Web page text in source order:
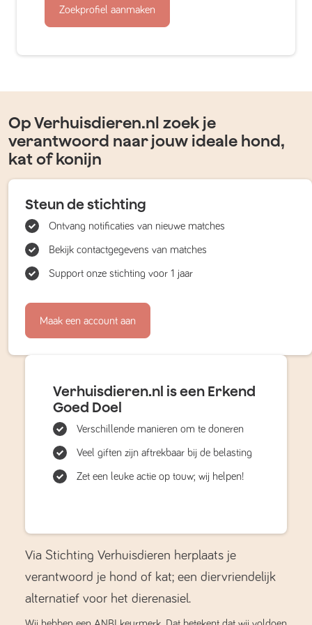
Zoekprofiel aanmaken
Op Verhuisdieren.nl zoek je
verantwoord naar jouw ideale hond,
kat of konijn
Steun de stichting
Ontvang notificaties van nieuwe matches
Bekijk contactgegevens van matches
Support onze stichting voor 1 jaar
Maak een account aan
Verhuisdieren.nl is een Erkend
Goed Doel
Verschillende manieren om te doneren
Veel giften zijn aftrekbaar bij de belasting
Zet een leuke actie op touw; wij helpen!
Via Stichting Verhuisdieren herplaats je
verantwoord je hond of kat; een diervriendelijk
alternatief voor het dierenasiel.